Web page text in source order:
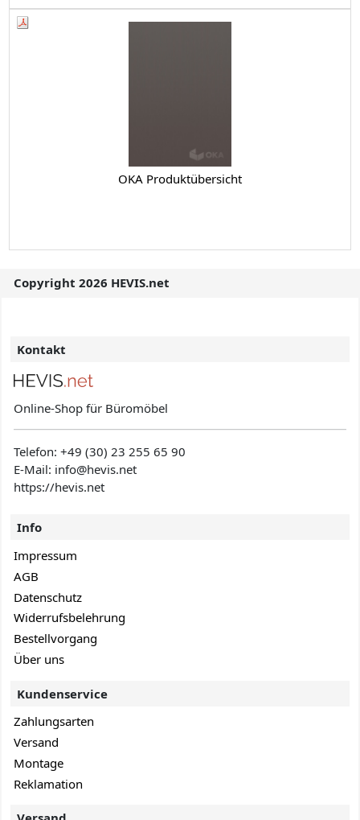
OKA Produktübersicht
Copyright 2026 HEVIS.net
Kontakt
Online-Shop für Büromöbel
Telefon:+49 (30) 23 255 65 90
E-Mail: info@hevis.net
https://hevis.net
Info
Impressum
AGB
Datenschutz
Widerrufsbelehrung
Bestellvorgang
Über uns
Kundenservice
Zahlungsarten
Versand
Montage
Reklamation